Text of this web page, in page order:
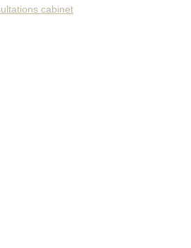
cabinet